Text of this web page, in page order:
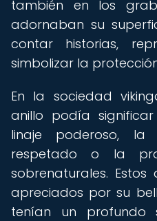
también en los
adornaban su
contar historias,
simbolizar la
En la sociedad
anillo podía
linaje poderoso,
respetado o la
sobrenaturales.
apreciados por su
tenían un profundo